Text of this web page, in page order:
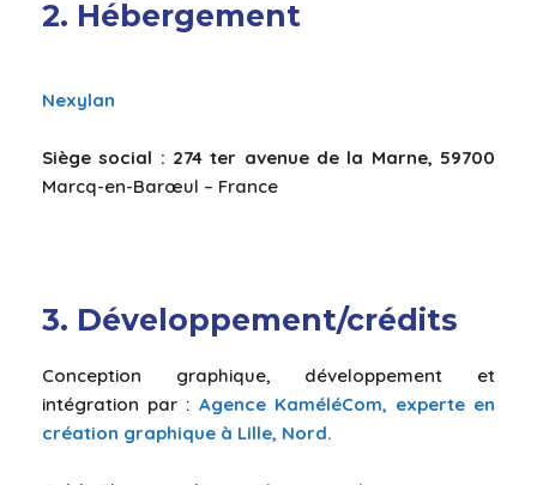
2. Hébergement
Nexylan
Siège social : 274 ter avenue de la Marne, 59700
Marcq-en-Barœul – France
3. Développement/crédits
Conception graphique, développement et
intégration par : Agence KaméléCom, experte en
création graphique à Lille, Nord.